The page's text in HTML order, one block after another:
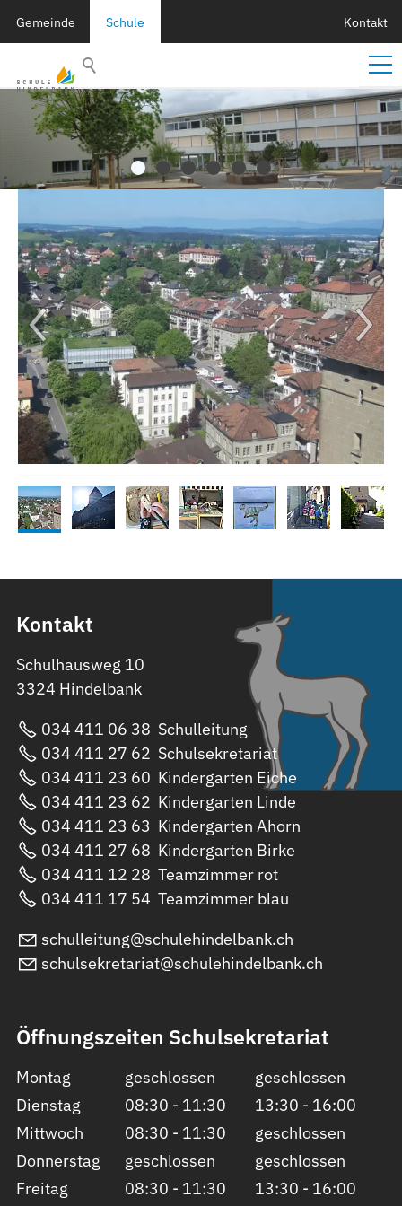
Gemeinde Schule Kontakt
Kontakt
Schulhausweg 10
3324 Hindelbank
034 411 06 38 Schulleitung
034 411 27 62 Schulsekretariat
034 411 23 60 Kindergarten Eiche
034 411 23 62 Kindergarten Linde
034 411 23 63 Kindergarten Ahorn
034 411 27 68 Kindergarten Birke
034 411 12 28 Teamzimmer rot
034 411 17 54 Teamzimmer blau
sch ll t ng sch l h nd lb nk ch
sch ls kr t r t sch l h nd lb nk ch
Öffnungszeiten Schulsekretariat
Montag geschlossen
geschlossen
Dienstag
08:30 - 11:30
13:30 - 16:00
Mittwoch
08:30 - 11:30
geschlossen
Donnerstag
geschlossen
geschlossen
Freitag
08:30 - 11:30 13:30 - 16:00